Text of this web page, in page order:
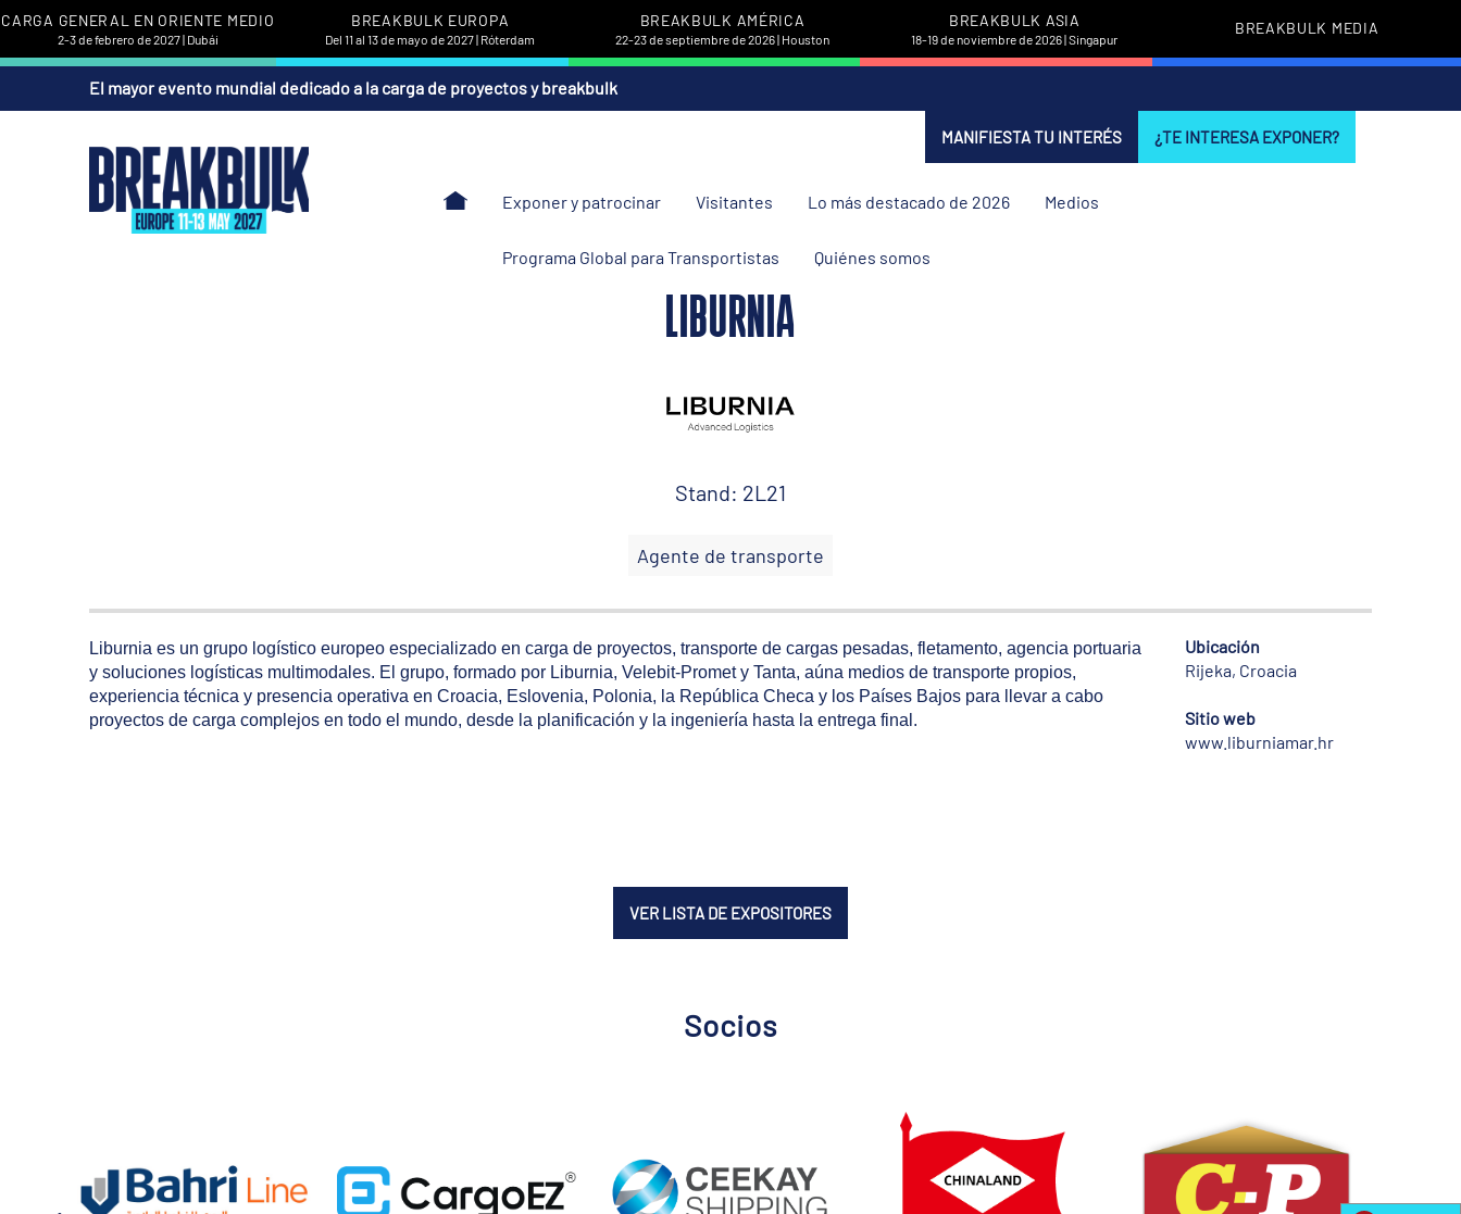
CARGA GENERAL EN ORIENTE MEDIO
2-3 de febrero de 2027 | Dubái
BREAKBULK EUROPA
Del 11 al 13 de mayo de 2027 | Róterdam
BREAKBULK AMÉRICA
22-23 de septiembre de 2026 | Houston
BREAKBULK ASIA
18-19 de noviembre de 2026 | Singapur
BREAKBULK MEDIA
El mayor evento mundial dedicado a la carga de proyectos y breakbulk
MANIFIESTA TU INTERÉS ¿TE INTERESA EXPONER?
Exponer y patrocinar Visitantes Lo más destacado de 2026 Medios
Programa Global para Transportistas Quiénes somos
LIBURNIA
Stand: 2L21
Agente de transporte
Liburnia es un grupo logístico europeo especializado en carga de proyectos, transporte de cargas pesadas, fletamento, agencia portuaria
y soluciones logísticas multimodales. El grupo, formado por Liburnia, Velebit-Promet y Tanta, aúna medios de transporte propios,
experiencia técnica y presencia operativa en Croacia, Eslovenia, Polonia, la República Checa y los Países Bajos para llevar a cabo
proyectos de carga complejos en todo el mundo, desde la planificación y la ingeniería hasta la entrega final.
Ubicación
Rijeka, Croacia
Sitio web
www.liburniamar.hr
VER LISTA DE EXPOSITORES
Socios